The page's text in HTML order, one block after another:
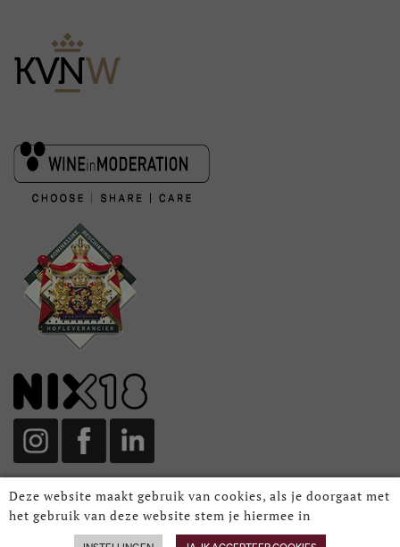
Deze website maakt gebruik van cookies, als je doorgaat met
het gebruik van deze website stem je hiermee in